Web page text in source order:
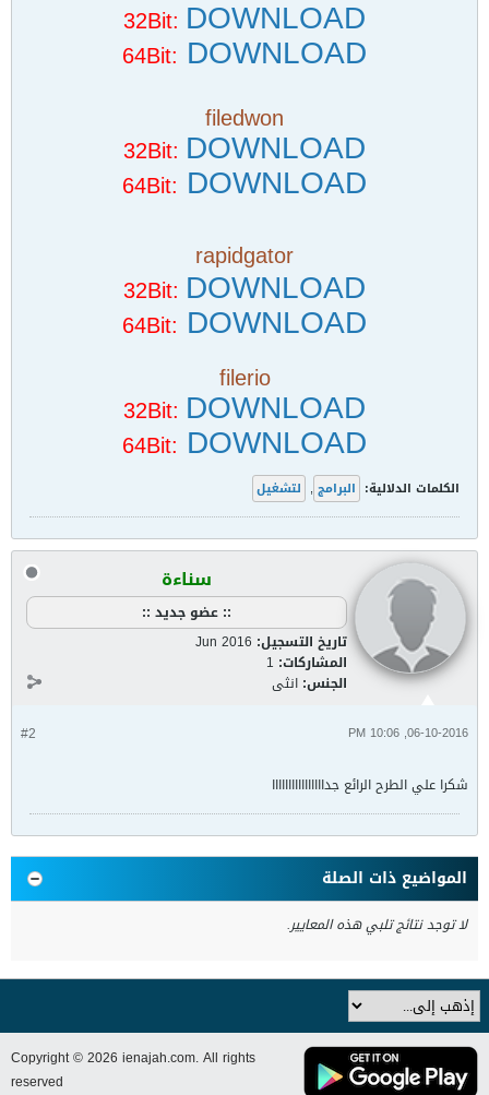
32Bit: DOWNLOAD
64Bit: DOWNLOAD
filedwon
32Bit: DOWNLOAD
64Bit: DOWNLOAD
rapidgator
32Bit: DOWNLOAD
64Bit: DOWNLOAD
filerio
32Bit: DOWNLOAD
64Bit: DOWNLOAD
الكلمات الدلالية: البرامج , لتشغيل
سناءة
:: عضو جديد ::
تاريخ التسجيل: Jun 2016
المشاركات: 1
الجنس: انثى
#2 06-10-2016, 10:06 PM
شكرا علي الطرح الرائع جداااااااااااااااا
المواضيع ذات الصلة
لا توجد نتائج تلبي هذه المعايير.
Copyright © 2026 ienajah.com. All rights
reserved